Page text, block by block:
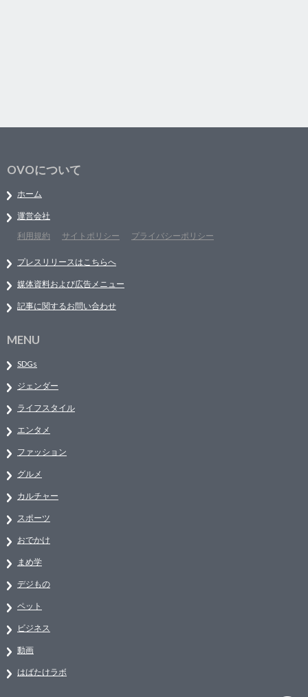
OVOについて
ホーム
運営会社
利用規約
サイトポリシー プライバシーポリシー
プレスリリースはこちらへ
媒体資料および広告メニュー
記事に関するお問い合わせ
MENU
SDGs
ジェンダー
ライフスタイル
エンタメ
ファッション
グルメ
カルチャー
スポーツ
おでかけ
まめ学
デジもの
ペット
ビジネス
動画
はばたけラボ